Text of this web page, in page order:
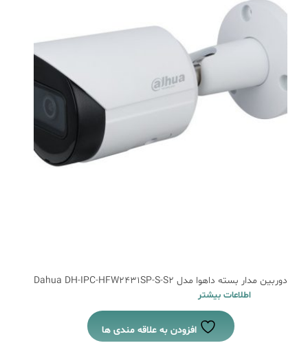
دوربین مدار بسته داهوا مدل Dahua DH-IPC-HFW2431SP-S-S2
اطلاعات بیشتر
افزودن به علاقه مندی ها